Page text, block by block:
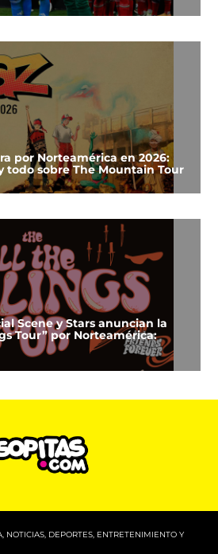
por Norteamérica en 2026:
todo sobre The Mountain Tour
Scene y Stars anuncian la
Tour” por Norteamérica:
NOTICIAS, DEPORTES, ENTRETENIMIENTO Y